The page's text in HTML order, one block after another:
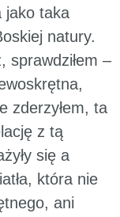
jako taka
natury.
sprawdziłem –
zderzyłem, ta
z tą
się a
która nie
ani